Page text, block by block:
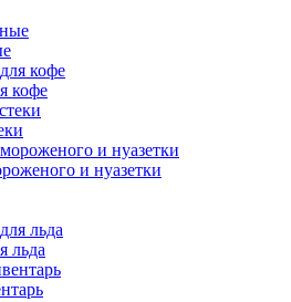
кофе
и нуазетки
льда